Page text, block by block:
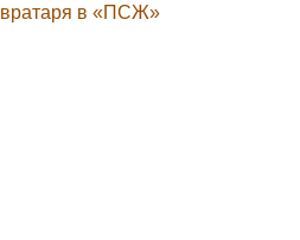
вратаря в «ПСЖ»